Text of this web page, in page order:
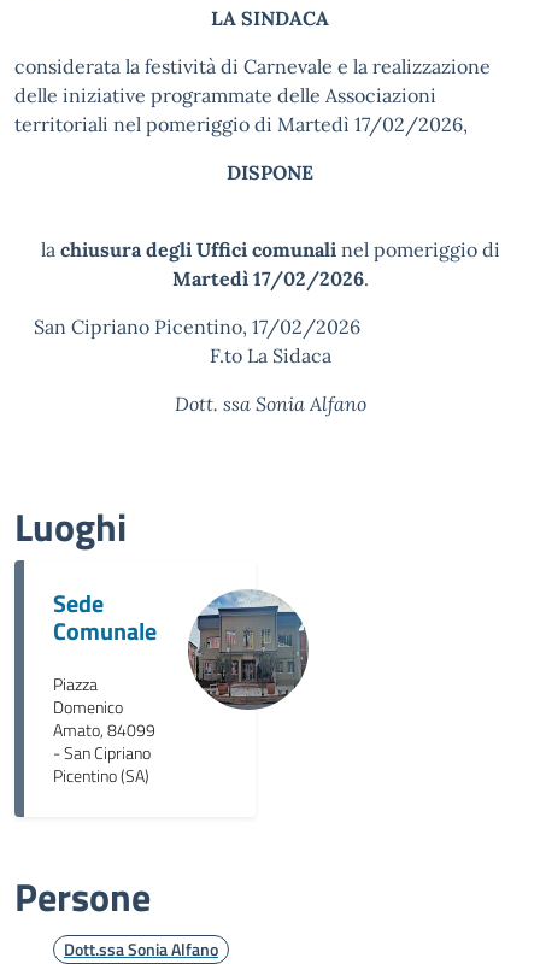
LA SINDACA
considerata la festività di Carnevale e la realizzazione
delle iniziative programmate delle Associazioni
territoriali nel pomeriggio di Martedì 17/02/2026,
DISPONE
la chiusura degli Uffici comunalinel pomeriggio di
Martedì 17/02/2026.
San Cipriano Picentino, 17/02/2026
F.to La Sidaca
Dott. ssa Sonia Alfano
Luoghi
Sede
Comunale
Piazza
Domenico
Amato, 84099
- San Cipriano
Picentino (SA)
Persone
Dott.ssa Sonia Alfano